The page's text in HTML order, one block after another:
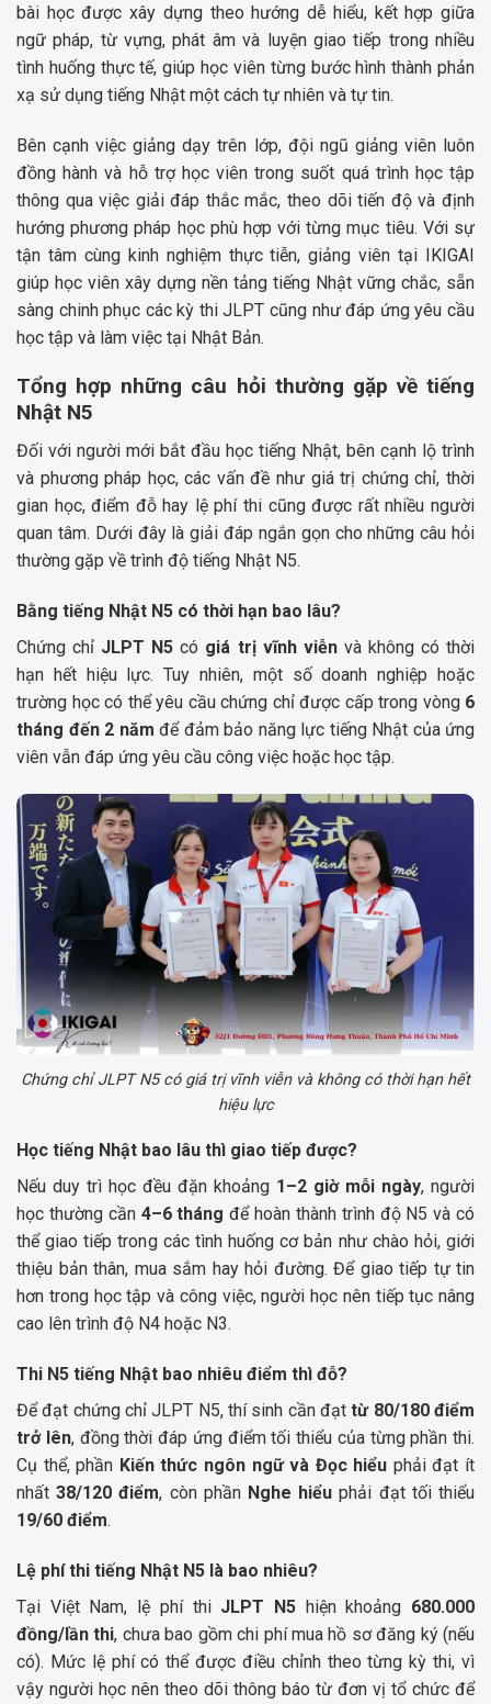
bài học được xây dựng theo hướng dễ hiểu, kết hợp giữa
ngữ pháp, từ vựng, phát âm và luyện giao tiếp trong nhiều
tình huống thực tế, giúp học viên từng bước hình thành phản
xạ sử dụng tiếng Nhật một cách tự nhiên và tự tin.
Bên cạnh việc giảng dạy trên lớp, đội ngũ giảng viên luôn
đồng hành và hỗ trợ học viên trong suốt quá trình học tập
thông qua việc giải đáp thắc mắc, theo dõi tiến độ và định
hướng phương pháp học phù hợp với từng mục tiêu. Với sự
tận tâm cùng kinh nghiệm thực tiễn, giảng viên tại IKIGAI
giúp học viên xây dựng nền tảng tiếng Nhật vững chắc, sẵn
sàng chinh phục các kỳ thi JLPT cũng như đáp ứng yêu cầu
học tập và làm việc tại Nhật Bản.
Tổng hợp những câu hỏi thường gặp về tiếng
Nhật N5
Đối với người mới bắt đầu học tiếng Nhật, bên cạnh lộ trình
và phương pháp học, các vấn đề như giá trị chứng chỉ, thời
gian học, điểm đỗ hay lệ phí thi cũng được rất nhiều người
quan tâm. Dưới đây là giải đáp ngắn gọn cho những câu hỏi
thường gặp về trình độ tiếng Nhật N5.
Bằng tiếng Nhật N5 có thời hạn bao lâu?
Chứng chỉ JLPT N5 có giá trị vĩnh viễnvà không có thời
hạn hết hiệu lực. Tuy nhiên, một số doanh nghiệp hoặc
trường học có thể yêu cầu chứng chỉ được cấp trong vòng 6
tháng đến 2 năm để đảm bảo năng lực tiếng Nhật của ứng
viên vẫn đáp ứng yêu cầu công việc hoặc học tập.
Chứng chỉ JLPT N5 có giá trị vĩnh viễn và không có thời hạn hết
hiệu lực
Học tiếng Nhật bao lâu thì giao tiếp được?
Nếu duy trì học đều đặn khoảng 1–2 giờ mỗi ngày, người
học thường cần 4–6 tháng để hoàn thành trình độ N5 và có
thể giao tiếp trong các tình huống cơ bản như chào hỏi, giới
thiệu bản thân, mua sắm hay hỏi đường. Để giao tiếp tự tin
hơn trong học tập và công việc, người học nên tiếp tục nâng
cao lên trình độ N4 hoặc N3.
Thi N5 tiếng Nhật bao nhiêu điểm thì đỗ?
Để đạt chứng chỉ JLPT N5, thí sinh cần đạttừ 80/180 điểm
trở lên, đồng thời đáp ứng điểm tối thiểu của từng phần thi.
Cụ thể, phần Kiến thức ngôn ngữ và Đọc hiểu phải đạt ít
nhất38/120 điểm, còn phần Nghe hiểu phải đạt tối thiểu
19/60 điểm.
Lệ phí thi tiếng Nhật N5 là bao nhiêu?
Tại Việt Nam, lệ phí thi JLPT N5hiện khoảng 680.000
đồng/lần thi, chưa bao gồm chi phí mua hồ sơ đăng ký (nếu
có). Mức lệ phí có thể được điều chỉnh theo từng kỳ thi, vì
vậy người học nên theo dõi thông báo từ đơn vị tổ chức để